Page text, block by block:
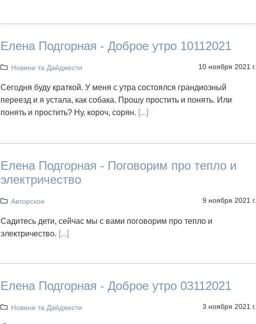
Елена Подгорная - Доброе утро 10112021
Новини та Дайджести 10 ноября 2021 г.
Сегодня буду краткой. У меня с утра состоялся грандиозный
переезд и я устала, как собака. Прошу простить и понять. Или
понять и простить? Ну, короч, сорян. [...]
Елена Подгорная - Поговорим про тепло и
электричество
Авторское 9 ноября 2021 г.
Садитесь дети, сейчас мы с вами поговорим про тепло и
электричество. [...]
Елена Подгорная - Доброе утро 03112021
Новини та Дайджести 3 ноября 2021 г.